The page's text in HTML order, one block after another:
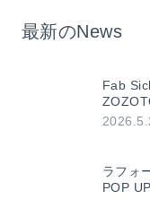
最新のNews
Fab
ラフォ
POP